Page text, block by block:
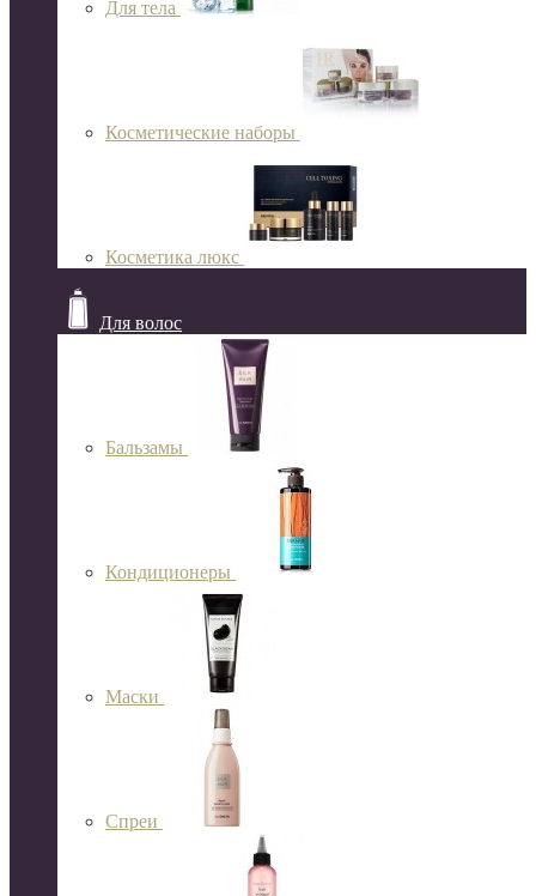
Для тела
Косметические наборы
Косметика люкс
Для волос
Бальзамы
Кондиционеры
Маски
Спреи